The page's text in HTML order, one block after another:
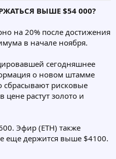
ВЫШЕ $54 000?
на 20% после достижения
в начале ноября.
сегодняшнее
о новом штамме
сбрасывают рисковые
цене растут золото и
Эфир (ETH) также
еще держится выше $4100.